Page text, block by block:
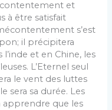
et
à être satisfait
s’est
il précipitera
et en Chine, les
L’Eternel seul
le vent des luttes
sera sa durée. Les
que les